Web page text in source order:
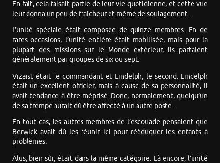
En fait, cela faisait partie de leur vie quotidienne, et cette vue
leur donna un peu de fraîcheur et même de soulagement.
L’unité spéciale était composée de quinze membres. En de
rares occasions, l’unité entière était mobilisée, mais pour la
plupart des missions sur le Monde extérieur, ils partaient
généralement par groupes de six ou sept.
Vizaist était le commandant et Lindelph, le second. Lindelph
était un excellent officier, mais à cause de sa personnalité, il
avait tendance à être méprisé. Donc, normalement, quelqu’un
de sa trempe aurait dû être affecté à un autre poste.
En tout cas, les autres membres de l’escouade pensaient que
Berwick avait dû les réunir ici pour rééduquer les enfants à
problèmes.
Alus, bien sûr, était dans la même catégorie. Là encore, l’unité